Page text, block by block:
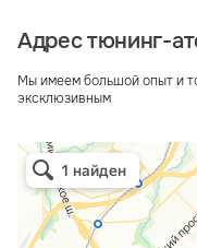
Адрес тюнинг-
Мы имеем большой опыт и
эксклюзивным